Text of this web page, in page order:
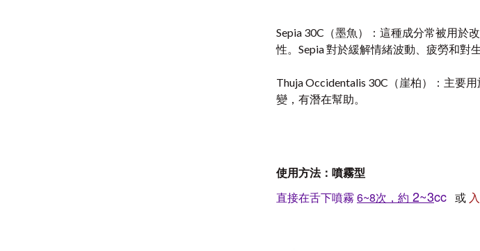
Sepia 30C（墨魚）：這種成分常被用於
性。Sepia 對於緩解情緒波動、疲勞和對
Thuja Occidentalis 30C（崖柏）：主要
變，有潛在幫助。
使用方法： 噴霧型
直接在舌下噴霧 6~8次，約 2~3cc 或